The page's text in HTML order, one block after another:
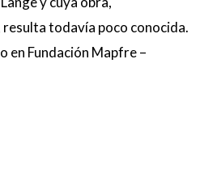
todavía poco conocida.
en Fundación Mapfre –